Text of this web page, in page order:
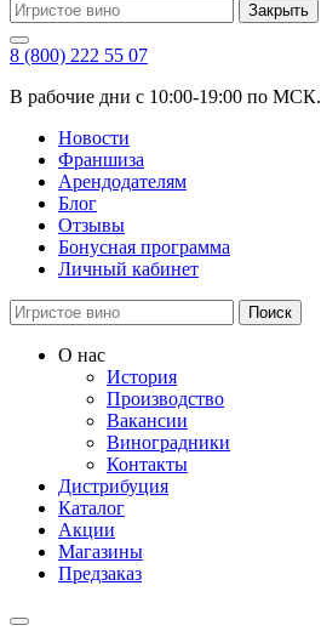
Закрыть
8 (800) 222 55 07
В рабочие дни с 10:00-19:00 по МСК.
Новости
Франшиза
Арендодателям
Блог
Отзывы
Бонусная программа
Личный кабинет
Поиск
О нас
История
Производство
Вакансии
Виноградники
Контакты
Дистрибуция
Каталог
Акции
Магазины
Предзаказ